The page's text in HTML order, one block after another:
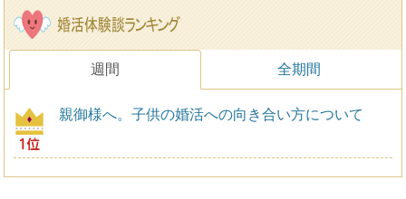
週間 全期間
親御様へ。子供の婚活への向き合い方について